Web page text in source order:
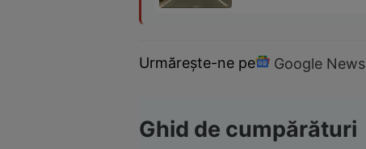
Urmărește-ne pe Google News
Ghid de cumpărături